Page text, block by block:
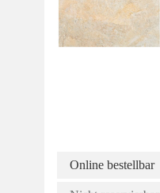
Online bestellbar